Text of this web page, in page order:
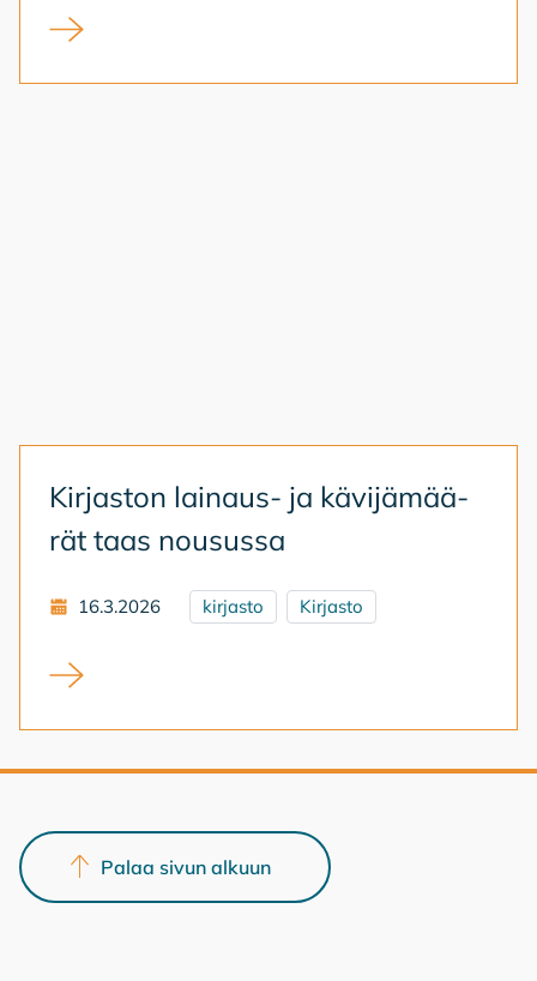
Kevään poikkeusaukiolot kirjastolla
Kir­jas­ton lai­naus- ja kä­vi­jä­mää­
rät taas nousus­sa
16.3.2026 kirjasto Kirjasto
Kirjaston lainaus- ja kävijämäärät taas nousussa
Palaa sivun alkuun